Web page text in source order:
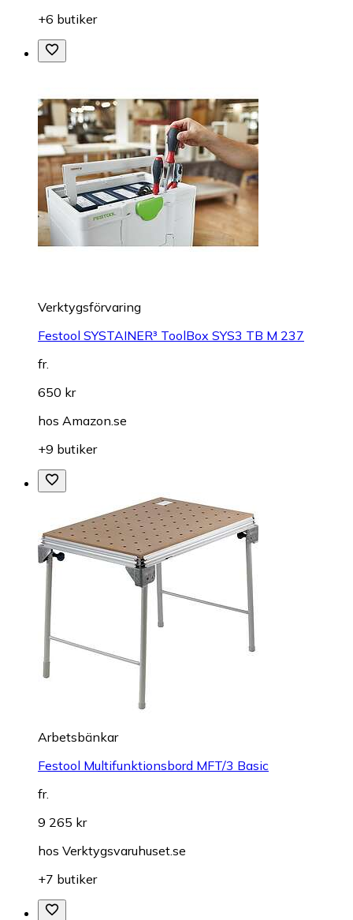
+6 butiker
Verktygsförvaring
Festool SYSTAINER³ ToolBox SYS3 TB M 237
fr.
650 kr
hos Amazon.se
+9 butiker
Arbetsbänkar
Festool Multifunktionsbord MFT/3 Basic
fr.
9 265 kr
hos Verktygsvaruhuset.se
+7 butiker